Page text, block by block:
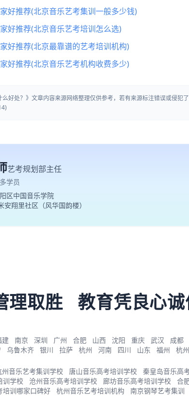
好推荐(北京音乐艺考集训一般多少钱)
好推荐(北京音乐艺考培训怎么选)
好推荐(北京最靠谱的艺考培训机构)
好推荐(北京音乐艺考机构收费多少)
么好处？》文章内容来源网络整理仅供参考，若有来源标注错误或侵犯
艺考规划部主任
学员
区中国音乐学院
安翔里社区（风华国韵楼）
理取胜 教育凭良心
建 南京 深圳 广州 合肥 山西 沈阳 重庆 武汉 成都
乌鲁木齐 银川 拉萨 杭州 河南 四川 山东 福州 杭
州音乐艺考集训学校 唐山音乐高考培训学校 秦皇岛音乐高
训学校
沧州音乐高考培训学校 廊坊音乐高考培训学校 合
培训哪家口碑好
杭州音乐艺考培训机构 南京钢琴艺考集训